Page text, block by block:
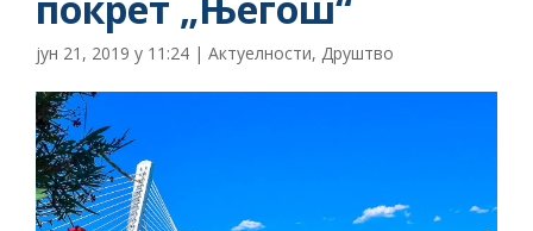
јун 21, 2019 у 11:24 | Актуелности, Друштво